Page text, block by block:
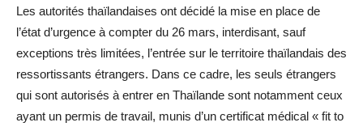
Les autorités thaïlandaises ont décidé la mise en place de
l’état d’urgence à compter du 26 mars, interdisant, sauf
exceptions très limitées, l’entrée sur le territoire thaïlandais des
ressortissants étrangers. Dans ce cadre, les seuls étrangers
qui sont autorisés à entrer en Thaïlande sont notamment ceux
ayant un permis de travail, munis d’un certificat médical « fit to